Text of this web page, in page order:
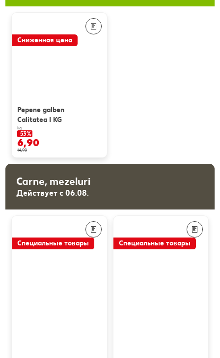
Сниженная цена
Pepene galben
Calitatea I KG
kg
-53%
6,90
14,90
Carne, mezeluri
Действует с 06.08.
Специальные товары Специальные товары